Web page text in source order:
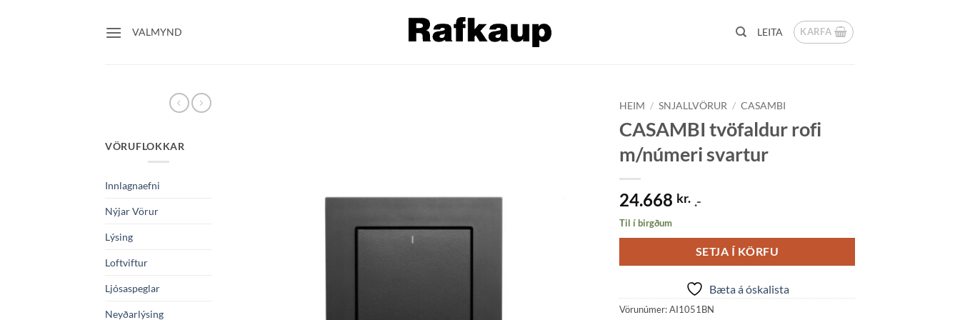
VALMYND LEITA KARFA
VÖRUFLOKKAR
Innlagnaefni
Nýjar Vörur
Lýsing
Loftviftur
Ljósaspeglar
Neyðarlýsing
HEIM / SNJALLVÖRUR / CASAMBI
CASAMBI tvöfaldur rofi
m/númeri svartur
24.668 kr. .-
Til í birgðum
SETJA Í KÖRFU
Bæta á óskalista
Vörunúmer:AI1051BN